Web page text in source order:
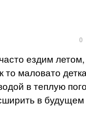
0
ездим летом,
то маловато
в теплую
в будущем